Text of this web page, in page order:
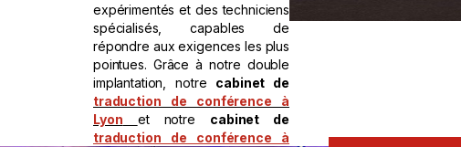
expérimentés et des techniciens
spécialisés, capables de
répondre aux exigences les plus
pointues. Grâce à notre double
implantation, notre cabinet de
traduction de conférence à
Lyon
et notre cabinet de
traduction de conférence à